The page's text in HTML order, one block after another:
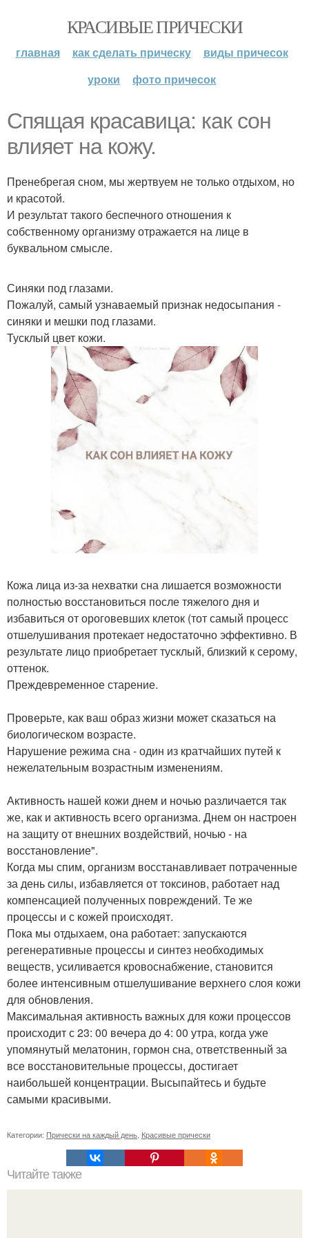
КРАСИВЫЕ ПРИЧЕСКИ
главная как сделать прическу
виды причесок
уроки
фото причесок
Спящая красавица: как сон
влияет на кожу.
Пренебрегая сном, мы жертвуем не только отдыхом, но
и красотой.
И результат такого беспечного отношения к
собственному организму отражается на лице в
буквальном смысле.
Синяки под глазами.
Пожалуй, самый узнаваемый признак недосыпания -
синяки и мешки под глазами.
Тусклый цвет кожи.
Кожа лица из-за нехватки сна лишается возможности
полностью восстановиться после тяжелого дня и
избавиться от ороговевших клеток (тот самый процесс
отшелушивания протекает недостаточно эффективно. В
результате лицо приобретает тусклый, близкий к серому,
оттенок.
Преждевременное старение.
Проверьте, как ваш образ жизни может сказаться на
биологическом возрасте.
Нарушение режима сна - один из кратчайших путей к
нежелательным возрастным изменениям.
Активность нашей кожи днем и ночью различается так
же, как и активность всего организма. Днем он настроен
на защиту от внешних воздействий, ночью - на
восстановление".
Когда мы спим, организм восстанавливает потраченные
за день силы, избавляется от токсинов, работает над
компенсацией полученных повреждений. Те же
процессы и с кожей происходят.
Пока мы отдыхаем, она работает: запускаются
регенеративные процессы и синтез необходимых
веществ, усиливается кровоснабжение, становится
более интенсивным отшелушивание верхнего слоя кожи
для обновления.
Максимальная активность важных для кожи процессов
происходит с 23: 00 вечера до 4: 00 утра, когда уже
упомянутый мелатонин, гормон сна, ответственный за
все восстановительные процессы, достигает
наибольшей концентрации. Высыпайтесь и будьте
самыми красивыми.
Категории: Прически на каждый день Красивые прически
Читайте также